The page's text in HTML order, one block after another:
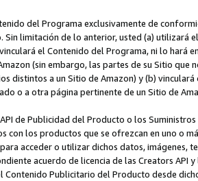
del Programa exclusivamente de
Sin limitación de lo anterior, usted (a) utilizará
el Contenido del Programa, ni lo hará
(sin embargo, las partes de su Sitio
distintos a un Sitio de Amazon) y (b)
o a otra página pertinente de un Sitio de
API de Publicidad del Producto o los
con los productos que se ofrezcan en uno o
acceder o utilizar dichos datos,
acuerdo de licencia de las Creators API
Contenido Publicitario del Producto desde